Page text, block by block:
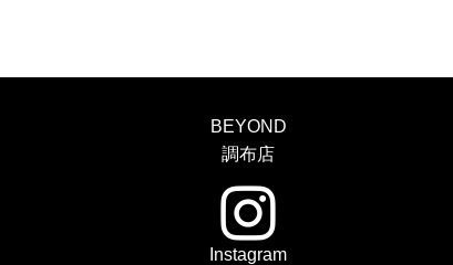
BEYOND
調布店
Instagram